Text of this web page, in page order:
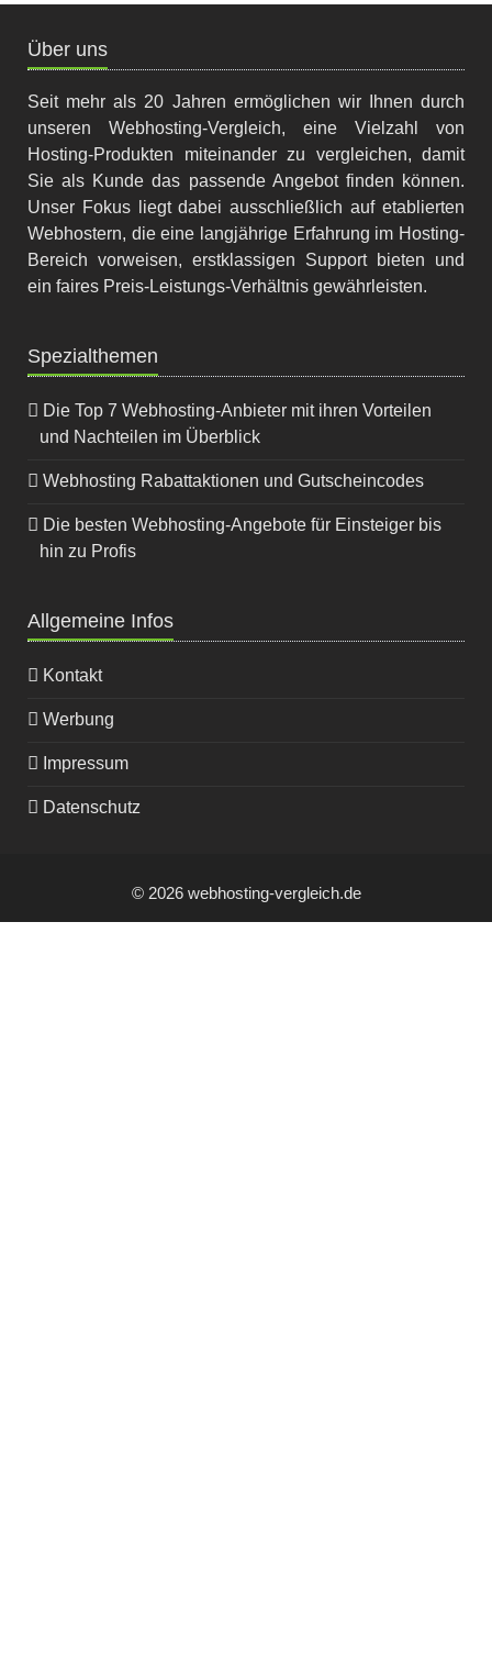
Über uns
Seit mehr als 20 Jahren ermöglichen wir Ihnen durch
unseren Webhosting-Vergleich, eine Vielzahl von
Hosting-Produkten miteinander zu vergleichen, damit
Sie als Kunde das passende Angebot finden können.
Unser Fokus liegt dabei ausschließlich auf etablierten
Webhostern, die eine langjährige Erfahrung im Hosting-
Bereich vorweisen, erstklassigen Support bieten und
ein faires Preis-Leistungs-Verhältnis gewährleisten.
Spezialthemen
Die Top 7 Webhosting-Anbieter mit ihren Vorteilen
und Nachteilen im Überblick
Webhosting Rabattaktionen und Gutscheincodes
Die besten Webhosting-Angebote für Einsteiger bis
hin zu Profis
Allgemeine Infos
Kontakt
Werbung
Impressum
Datenschutz
© 2026 webhosting-vergleich.de